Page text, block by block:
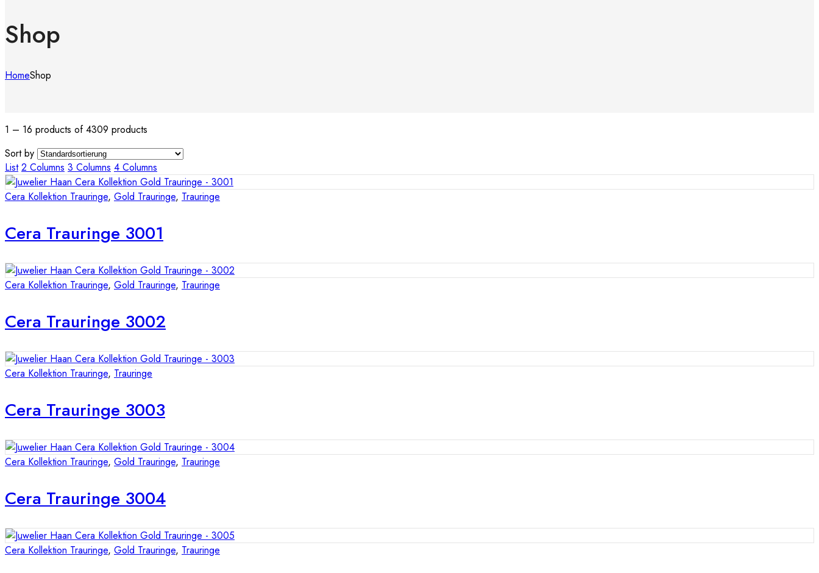
Shop
HomeShop
1 – 16 products of 4309 products
Sort by
List 2 Columns 3 Columns 4 Columns
Cera Kollektion Trauringe, Gold Trauringe, Trauringe
Cera Trauringe 3001
Cera Kollektion Trauringe, Gold Trauringe, Trauringe
Cera Trauringe 3002
Cera Kollektion Trauringe, Trauringe
Cera Trauringe 3003
Cera Kollektion Trauringe, Gold Trauringe, Trauringe
Cera Trauringe 3004
Cera Kollektion Trauringe, Gold Trauringe, Trauringe